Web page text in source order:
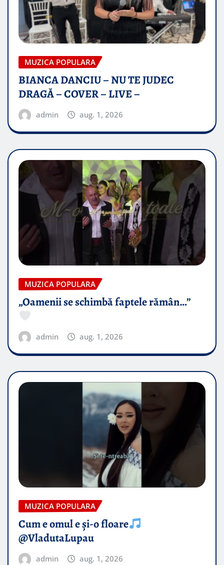
MUZICA POPULARA
BIANCA DANCIU – NU TE JUDEC
DRAGĂ – COVER – LIVE –
admin aug. 1, 2026
MUZICA POPULARA
„Oamenii se schimbă faptele rămân…”
admin aug. 1, 2026
MUZICA POPULARA
Cum e omul e și-o floare
@VladutaLupau
admin aug. 1, 2026